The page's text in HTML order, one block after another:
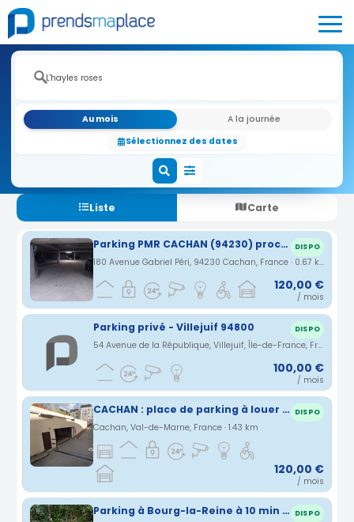
Au mois
A la journée
Sélectionnez des dates
Liste Carte
Parking PMR CACHAN (94230) proche A6-A10-A86-Paris-Orly-Rungis-gare de Lyon (ligne 14 à 600 mètres 4 stations) DISPO
180 Avenue Gabriel Péri, 94230 Cachan, France · 0.67 km
120,00 €
/ mois
Parking privé - Villejuif 94800 DISPO
54 Avenue de la République, Villejuif, Île-de-France, France · 1.22 km
100,00 €
/ mois
CACHAN : place de parking à louer (centre-ville) DISPO
Cachan, Val-de-Marne, France · 1.43 km
120,00 €
/ mois
Parking à Bourg-la-Reine à 10 min de la gare RER DISPO